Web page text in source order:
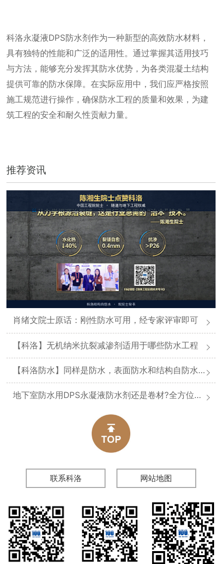
科洛永凝液DPS防水剂作为一种新型的高效防水材料，
具有独特的性能和广泛的适用性。通过掌握其适用技巧
与方法，能够充分发挥其防水优势，为各类混凝土结构
提供可靠的防水保障。在实际应用中，我们应严格按照
施工规范进行操作，确保防水工程的质量和效果，为建
筑工程的安全和耐久性贡献力量。
推荐资讯
肖绪文院士原话：刚性防水可用，经专家评审即可
【科洛】无机纳米抗裂减渗剂适用于哪些防水工程
【科洛防水】同样是防水，表面防水和结构自防水差在哪
地下室防水用DPS永凝液防水剂还是卷材?全方位对比分析
联系科洛 网站地图